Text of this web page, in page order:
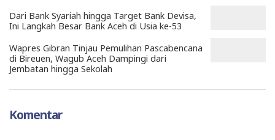
Dari Bank Syariah hingga Target Bank Devisa,
Ini Langkah Besar Bank Aceh di Usia ke-53
Wapres Gibran Tinjau Pemulihan Pascabencana
di Bireuen, Wagub Aceh Dampingi dari
Jembatan hingga Sekolah
Komentar